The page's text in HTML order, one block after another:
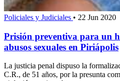
Policiales y Judiciales • 22 Jun 2020
Prisión preventiva para un
abusos sexuales en Piriápolis
La justicia penal dispuso la
C.R., de 51 años, por la presunta